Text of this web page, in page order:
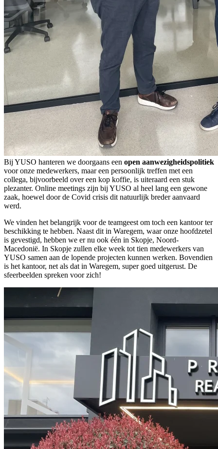
Bij YUSO hanteren we doorgaans een open aanwezigheidspolitiek
voor onze medewerkers, maar een persoonlijk treffen met een
collega, bijvoorbeeld over een kop koffie, is uiteraard een stuk
plezanter. Online meetings zijn bij YUSO al heel lang een gewone
zaak, hoewel door de Covid crisis dit natuurlijk breder aanvaard
werd.
We vinden het belangrijk voor de teamgeest om toch een kantoor ter
beschikking te hebben. Naast dit in Waregem, waar onze hoofdzetel
is gevestigd, hebben we er nu ook één in Skopje, Noord-
Macedonië. In Skopje zullen elke week tot tien medewerkers van
YUSO samen aan de lopende projecten kunnen werken. Bovendien
is het kantoor, net als dat in Waregem, super goed uitgerust. De
sfeerbeelden spreken voor zich!